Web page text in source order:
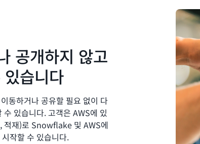
공개하지 않고
습니다
동하거나 공유할 필요 없이 다
있습니다. 고객은 AWS에 있
적재)로 Snowflake 및 AWS에
작할 수 있습니다.